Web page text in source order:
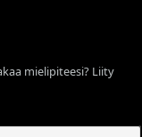
mielipiteesi? Liity